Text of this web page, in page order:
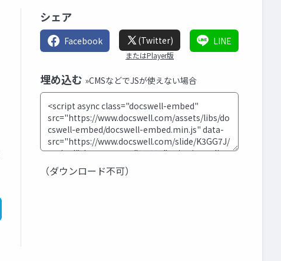
シェア
Facebook (Twitter)
またはPlayer版
LINE
埋め込む »CMSなどでJSが使えない場合
（ダウンロード不可）